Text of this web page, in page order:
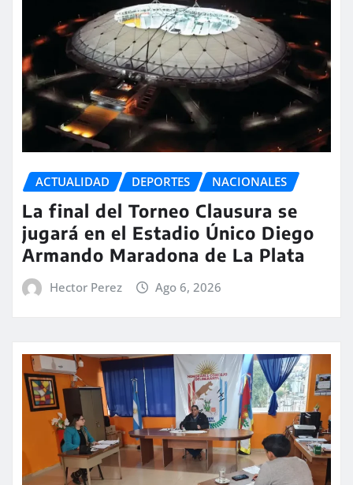
ACTUALIDAD DEPORTES NACIONALES
La final del Torneo Clausura se
jugará en el Estadio Único Diego
Armando Maradona de La Plata
Hector Perez Ago 6, 2026